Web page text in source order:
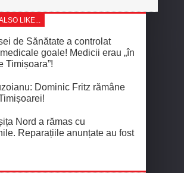
LIKE...
de Sănătate a controlat
goale! Medicii erau „în
Timișoara”!
Dominic Fritz rămâne
Nord a rămas cu
Reparațiile anunțate au fost